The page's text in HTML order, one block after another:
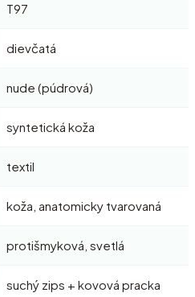
T97
dievčatá
nude (púdrová)
syntetická koža
textil
koža, anatomicky tvarovaná
protišmyková, svetlá
suchý zips + kovová pracka